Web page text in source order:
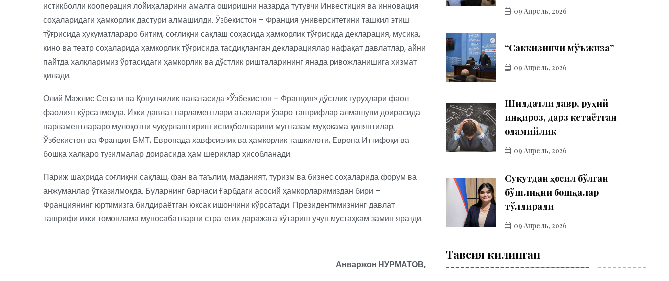
истиқболли кооперация лойиҳаларини амалга оширишни назарда тутувчи Инвестиция ва инновация
соҳаларидаги ҳамкорлик дастури алмашилди. Ўзбекистон – Франция университетини ташкил этиш
тўғрисида ҳукуматлараро битим, соғлиқни сақлаш соҳасида ҳамкорлик тўғрисида декларация, мусиқа,
кино ва театр соҳаларида ҳамкорлик тўғрисида тасдиқланган декларациялар нафақат давлатлар, айни
пайтда халқларимиз ўртасидаги ҳамкорлик ва дўстлик ришталарининг янада ривожланишига хизмат
қилади.
Олий Мажлис Сенати ва Қонунчилик палатасида «Ўзбекистон – Франция» дўстлик гуруҳлари фаол
фаолият кўрсатмоқда. Икки давлат парламентлари аъзолари ўзаро ташрифлар алмашуви доирасида
парламентлараро мулоқотни чуқурлаштириш истиқболларини мунтазам муҳокама қиляптилар.
Ўзбекистон ва Франция БМТ, Европада хавфсизлик ва ҳамкорлик ташкилоти, Европа Иттифоқи ва
бошқа халқаро тузилмалар доирасида ҳам шериклар ҳисобланади.
Париж шаҳрида соғлиқни сақлаш, фан ва таълим, маданият, туризм ва бизнес соҳаларида форум ва
анжуманлар ўтказилмоқда. Буларнинг барчаси Ғарбдаги асосий ҳамкорларимиздан бири –
Франциянинг юртимизга билдираётган юксак ишончини кўрсатади. Президентимизнинг давлат
ташрифи икки томонлама муносабатларни стратегик даражага кўтариш учун мустаҳкам замин яратди.
Анваржон НУРМАТОВ,
09 Апрель, 2026
“Саккизинчи мўъжиза”
09 Апрель, 2026
Шиддатли давр, руҳий
инқироз, дарз кетаётган
одамийлик
09 Апрель, 2026
Сукутдан ҳосил бўлган
бўшлиқни бошқалар
тўлдиради
09 Апрель, 2026
Тавсия килинган